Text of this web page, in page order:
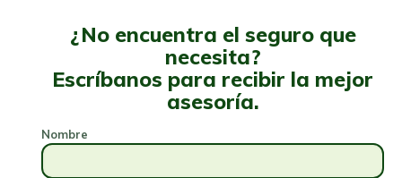
¿No encuentra el seguro que
necesita?
Escríbanos para recibir la mejor
asesoría.
Nombre